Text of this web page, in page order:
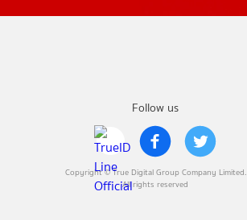
Follow us
Copyright © True Digital Group Company Limited.
All rights reserved